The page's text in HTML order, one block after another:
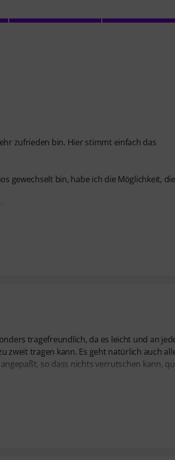
zufrieden bin. Hier stimmt einfach das
gewechselt bin, habe ich die Möglichkeit,
tragefreundlich, da es leicht und an
zweit tragen kann. Es geht natürlich auch
so dass nichts verrutschen kann,